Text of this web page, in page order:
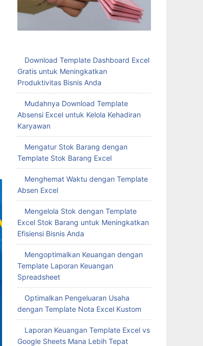
Download Template Dashboard Excel
Gratis untuk Meningkatkan
Produktivitas Bisnis Anda
Mudahnya Download Template
Absensi Excel untuk Kelola Kehadiran
Karyawan
Mengatur Stok Barang dengan
Template Stok Barang Excel
Menghemat Waktu dengan Template
Absen Excel
Mengelola Stok dengan Template
Excel Stok Barang untuk Meningkatkan
Efisiensi Bisnis Anda
Mengoptimalkan Keuangan dengan
Template Laporan Keuangan
Spreadsheet
Optimalkan Pengeluaran Usaha
dengan Template Nota Excel Kustom
Laporan Keuangan Template Excel vs
Google Sheets Mana Lebih Tepat